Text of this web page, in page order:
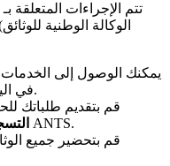
تتم الإجراءات المتعلقة بـ
في اليوم دون قيود على ساعات العمل.
قم بتقديم طلباتك
(شهادة التسجيل) على منصة ANTS.
قم بتحضير جميع